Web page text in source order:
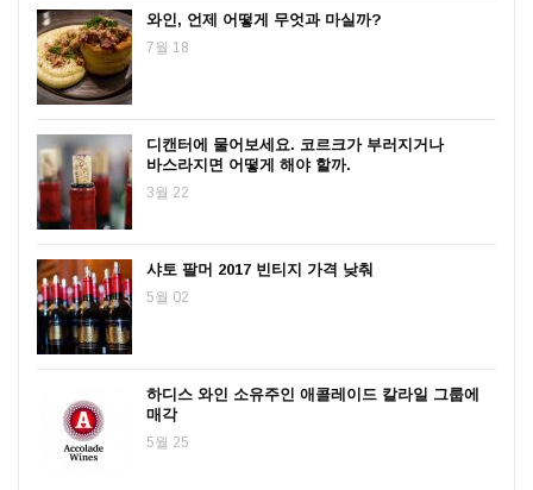
와인, 언제 어떻게 무엇과 마실까?
7월 18
디캔터에 물어보세요. 코르크가 부러지거나
바스라지면 어떻게 해야 할까.
3월 22
샤토 팔머 2017 빈티지 가격 낮춰
5월 02
하디스 와인 소유주인 애콜레이드 칼라일 그룹에
매각
5월 25